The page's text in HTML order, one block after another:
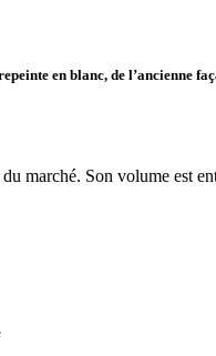
en blanc, de l’ancienne
marché. Son volume est